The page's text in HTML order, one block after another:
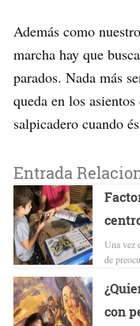
Además como
marcha hay que
parados. Nada más
queda en los
salpicadero cuando
Entrada
Una vez
de
con